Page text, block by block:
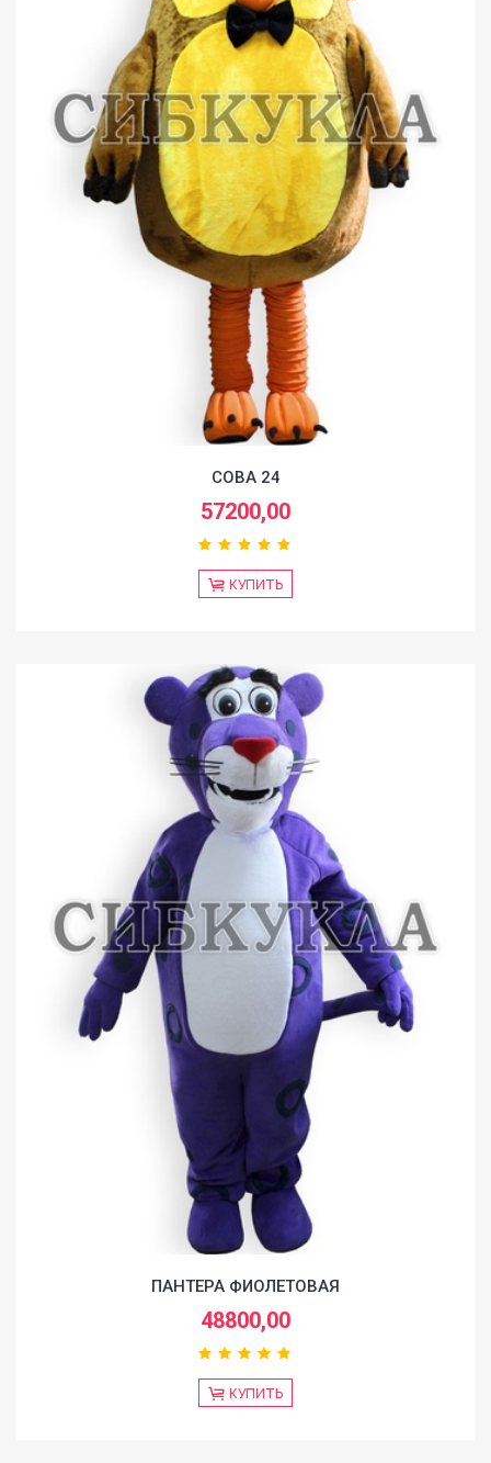
HOME
GALLERY
СОВА 24
57200,00
КУПИТЬ
ПАНТЕРА ФИОЛЕТОВАЯ
48800,00
КУПИТЬ